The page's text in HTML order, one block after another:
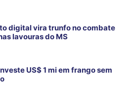
digital vira trunfo no combate
lavouras do MS
US$ 1 mi em frango sem